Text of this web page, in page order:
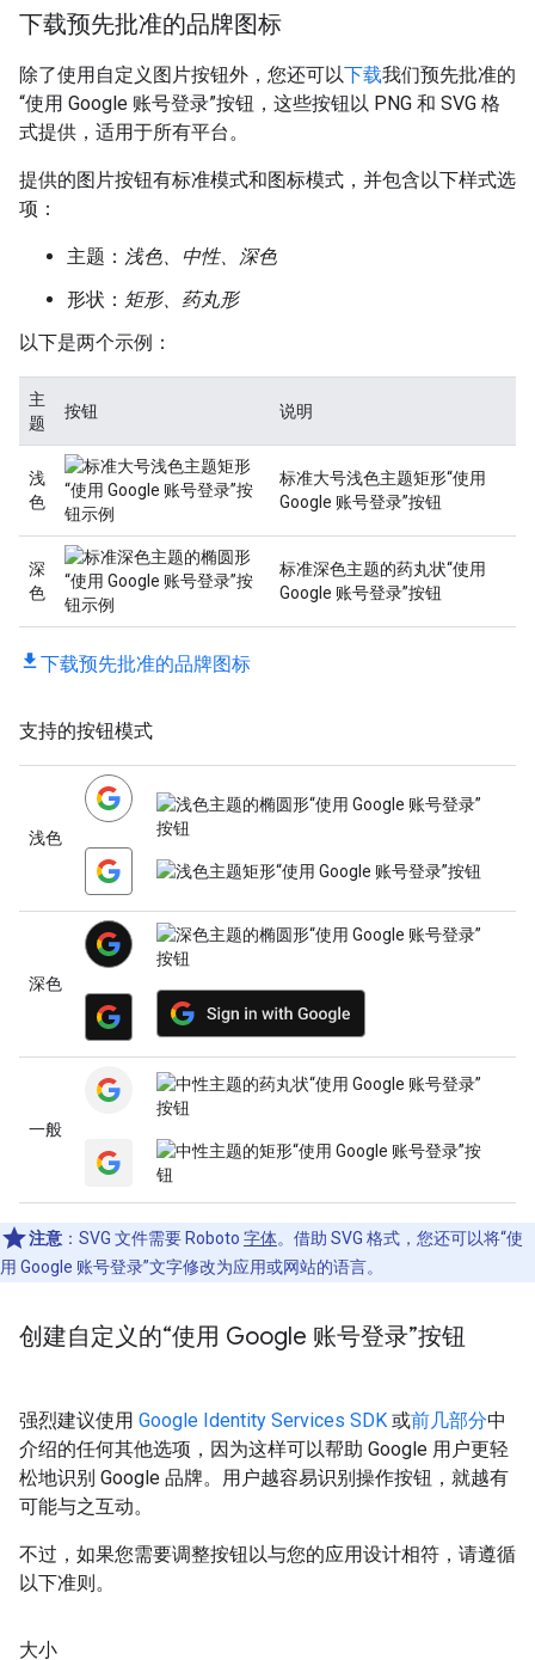
下载预先批准的品牌图标
除了使用自定义图片按钮外，您还可以下载我们预先批准的
“使用 Google 账号登录”按钮，这些按钮以 PNG 和 SVG 格
式提供，适用于所有平台。
提供的图片按钮有标准模式和图标模式，并包含以下样式选
项：
主题： 浅色、中性、深色
形状： 矩形、药丸形
以下是两个示例：
主
题
按钮 说明
浅
色
标准大号浅色主题矩形“使用
Google 账号登录”按钮
深
色
标准深色主题的药丸状“使用
Google 账号登录”按钮
下载预先批准的品牌图标
支持的按钮模式
浅色
深色
一般
注意 ：SVG 文件需要 Roboto 字体。借助 SVG 格式，您还可以将“使
用 Google 账号登录”文字修改为应用或网站的语言。
创建自定义的“使用 Google 账号登录”按钮
强烈建议使用 Google Identity Services SDK 或前几部分中
介绍的任何其他选项，因为这样可以帮助 Google 用户更轻
松地识别 Google 品牌。用户越容易识别操作按钮，就越有
可能与之互动。
不过，如果您需要调整按钮以与您的应用设计相符，请遵循
以下准则。
大小